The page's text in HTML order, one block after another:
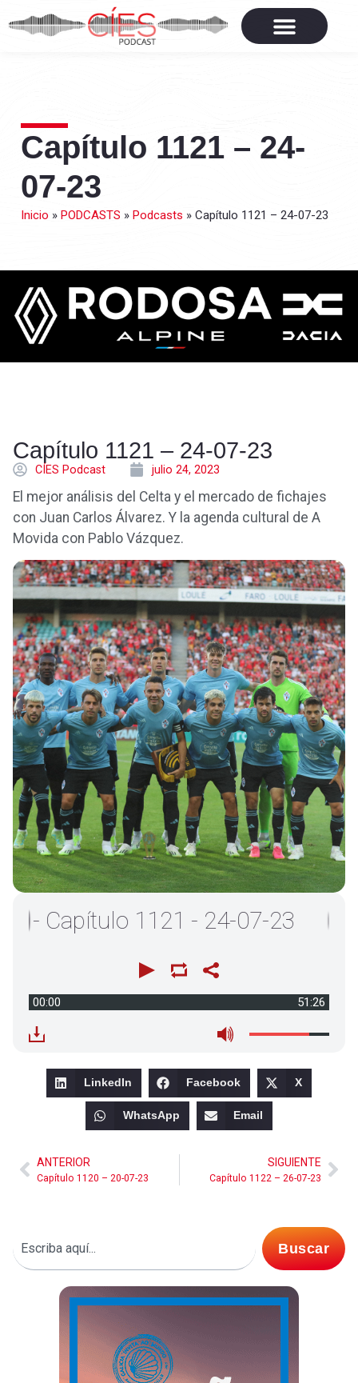
Capítulo 1121 – 24-
07-23
Inicio » PODCASTS » Podcasts » Capítulo 1121 – 24-07-23
Capítulo 1121 – 24-07-23
CÍES Podcast julio 24, 2023
El mejor análisis del Celta y el mercado de fichajes
con Juan Carlos Álvarez. Y la agenda cultural de A
Movida con Pablo Vázquez.
1121 - 24-07-23
00:00 51:26
LinkedIn Facebook X
WhatsApp Email
ANTERIOR
Capítulo 1120 – 20-07-23
SIGUIENTE
Capítulo 1122 – 26-07-23
Buscar